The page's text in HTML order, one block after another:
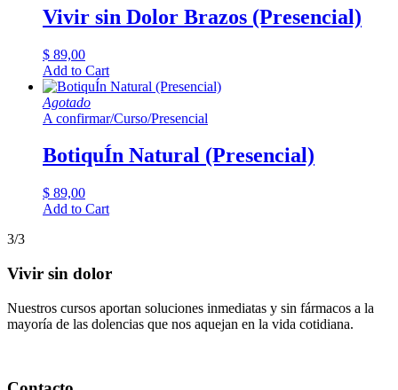
Vivir sin Dolor Brazos (Presencial)
$ 89,00
Add to Cart
Agotado
A confirmar/Curso/Presencial
BotiquÍn Natural (Presencial)
$ 89,00
Add to Cart
3/3
Vivir sin dolor
Nuestros cursos aportan soluciones inmediatas y sin fármacos a la
mayoría de las dolencias que nos aquejan en la vida cotidiana.